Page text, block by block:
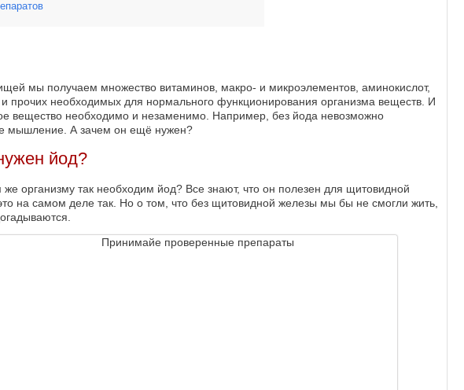
мы получаем множество витаминов, макро- и микроэлементов, аминокислот,
прочих необходимых для нормального функционирования организма веществ. И
вещество необходимо и незаменимо. Например, без йода невозможно
мышление. А зачем он ещё нужен?
йод?
же организму так необходим йод? Все знают, что он полезен для щитовидной
на самом деле так. Но о том, что без щитовидной железы мы бы не смогли жить,